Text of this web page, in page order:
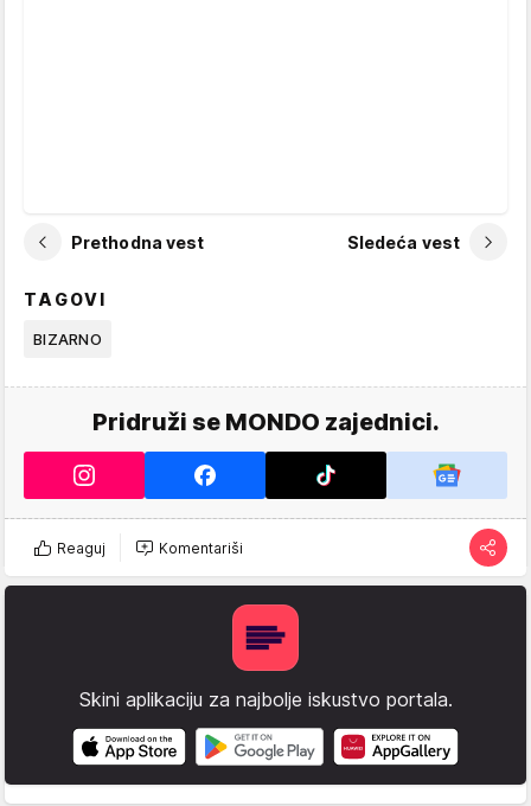
Prethodna vest Sledeća vest
TAGOVI
BIZARNO
Pridruži se MONDO zajednici.
Reaguj Komentariši
Skini aplikaciju za najbolje iskustvo portala.